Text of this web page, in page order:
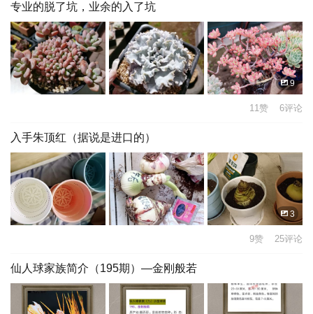
专业的脱了坑，业余的入了坑
9
11赞 6评论
入手朱顶红（据说是进口的）
3
9赞 25评论
仙人球家族简介（195期）—金刚般若